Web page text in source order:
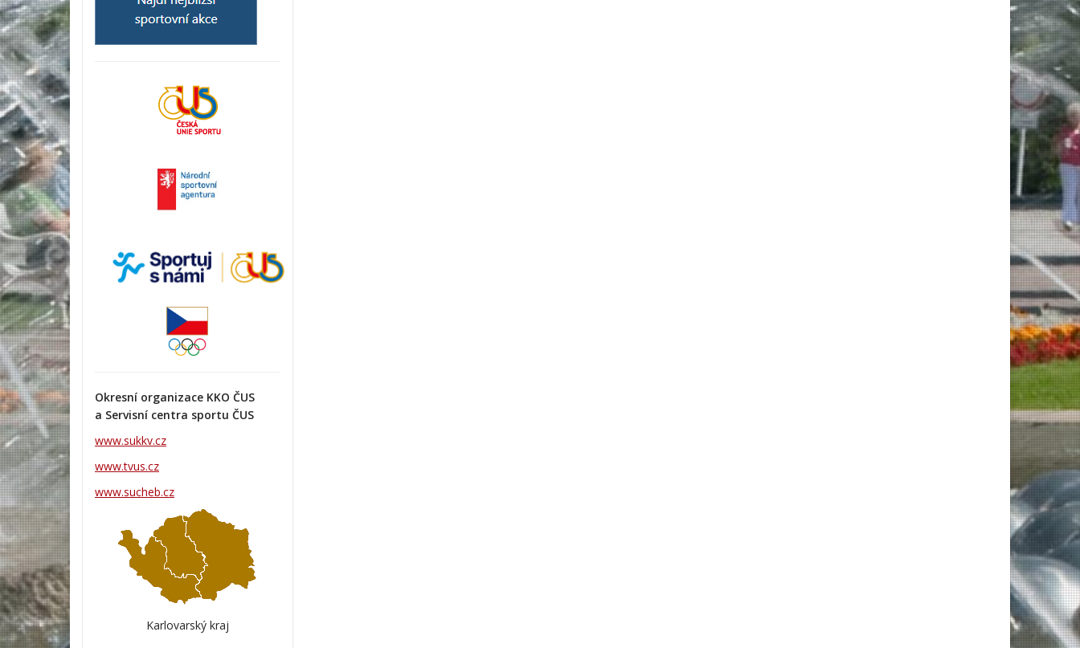
Okresní organizace KKO ČUS
a Servisní centra sportu ČUS
www.sukkv.cz
www.tvus.cz
www.sucheb.cz
Karlovarský kraj